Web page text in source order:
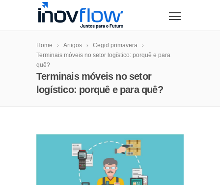
Home Artigos
Cegid primavera
Terminais móveis no setor logístico: porquê e para
quê?
Terminais móveis no setor
logístico: porquê e para quê?